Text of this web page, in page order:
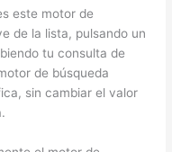
este motor de
de la lista, pulsando un
tu consulta de
de búsqueda
sin cambiar el valor